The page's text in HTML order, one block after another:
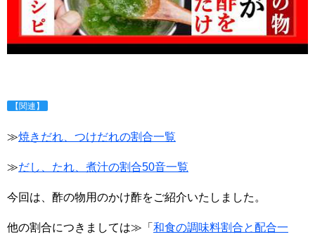
【関連】
≫焼きだれ、つけだれの割合一覧
≫だし、たれ、煮汁の割合50音一覧
今回は、酢の物用のかけ酢をご紹介いたしました。
他の割合につきましては≫「 和食の調味料割合と配合一